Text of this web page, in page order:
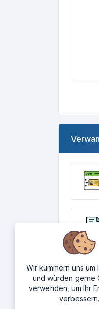
Wir kümmern uns um
und würden gerne
verwenden, um Ihr
verbessern.